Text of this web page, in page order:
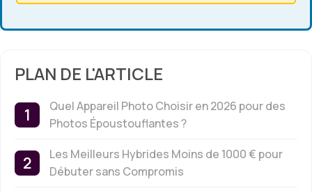
PLAN DE L'ARTICLE
Quel Appareil Photo Choisir en 2026 pour des
Photos Époustouflantes ?
Les Meilleurs Hybrides Moins de 1000 € pour
Débuter sans Compromis